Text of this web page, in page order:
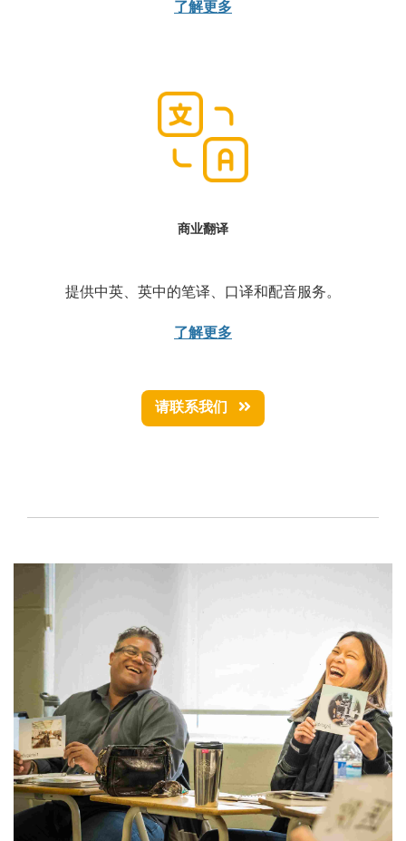
了解更多
商业翻译
提供中英、英中的笔译、口译和配音服务。
了解更多
请联系我们